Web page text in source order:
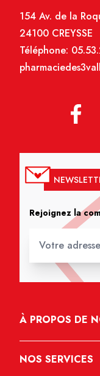
154 Av. de la
24100 CREYSSE
Téléphone:
Rejoignez la
À PROPOS DE
NOS SERVICES